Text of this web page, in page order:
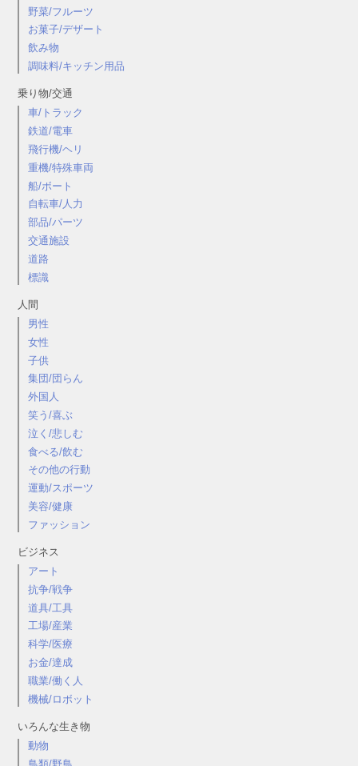
野菜/フルーツ
お菓子/デザート
飲み物
調味料/キッチン用品
乗り物/交通
車/トラック
鉄道/電車
飛行機/ヘリ
重機/特殊車両
船/ボート
自転車/人力
部品/パーツ
交通施設
道路
標識
人間
男性
女性
子供
集団/団らん
外国人
笑う/喜ぶ
泣く/悲しむ
食べる/飲む
その他の行動
運動/スポーツ
美容/健康
ファッション
ビジネス
アート
抗争/戦争
道具/工具
工場/産業
科学/医療
お金/達成
職業/働く人
機械/ロボット
いろんな生き物
動物